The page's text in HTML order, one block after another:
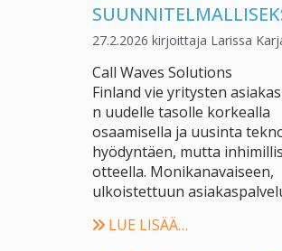
27.2.2026 kirjoittaja Larissa
Call Waves Solutions
Finland vie yritysten
n uudelle tasolle korkealla
osaamisella ja uusinta
hyödyntäen, mutta
otteella. Monikanavaiseen,
ulkoistettuun
LUE LISÄÄ…